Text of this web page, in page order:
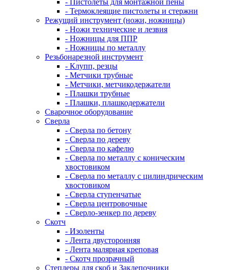
- Пистолеты для монтажной пены
- Термоклеящие пистолеты и стержни
Режущий инструмент (ножи, ножницы)
- Ножи технические и лезвия
- Ножницы для ППР
- Ножницы по металлу
Резьбонарезной инструмент
- Клупп, резцы
- Метчики трубные
- Метчики, метчикодержатели
- Плашки трубные
- Плашки, плашкодержатели
Сварочное оборудование
Сверла
- Сверла по бетону
- Сверла по дереву
- Сверла по кафелю
- Сверла по металлу с коническим
хвостовиком
- Сверла по металлу с цилиндрическим
хвостовиком
- Сверла ступенчатые
- Сверла центровочные
- Сверло-зенкер по дереву
Скотч
- Изоленты
- Лента двусторонняя
- Лента малярная креповая
- Скотч прозрачный
Степлеры для скоб и Заклепочники